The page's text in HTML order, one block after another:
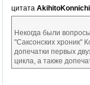
цитата AkihitoKonnichi
Некогда были
"Саксонских хроник"
допечатки первых
цикла, а также